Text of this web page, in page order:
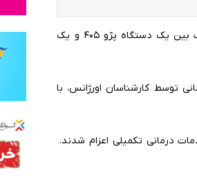
به گزارش ایلنا،، فرزین رضازاده در این زمینه اظهار کرد: روز جمعه حادثه تصادف بین یک دستگاه پژو ۴۰۵ و یک
درمانی توسط کارشناسان اورژانس، با
درمانی تکمیلی اعزام شدند.